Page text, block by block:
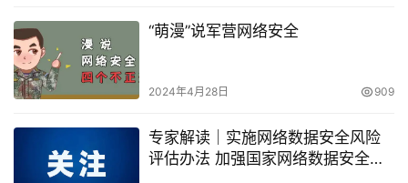
“萌漫”说军营网络安全
2024年4月28日 909
专家解读｜实施网络数据安全风险
评估办法 加强国家网络数据安全能